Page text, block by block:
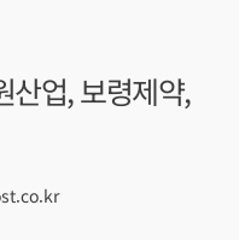
산업, 보령제약,